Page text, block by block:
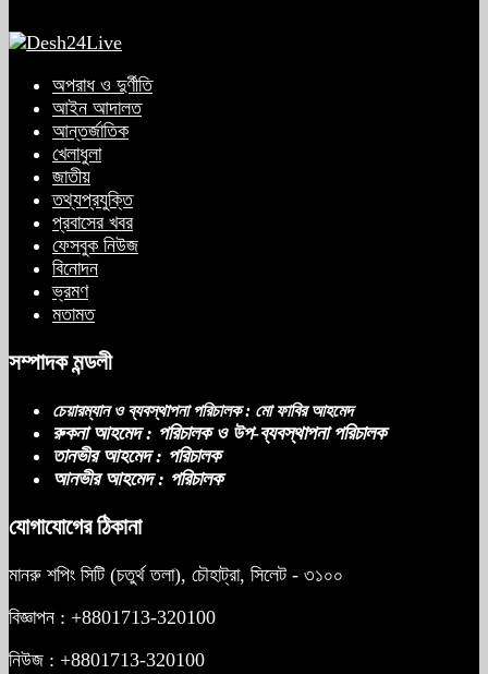
যুক্তরাষ্ট্রের নতুন নীতি
ট্রাম্পকে ‘রাজার খোঁচা’ দিলেন ব্রিটিশ চার্লস,
ফরাসি ভাষা নিয়ে ব্যঙ্গ
অপরাধ ও দুর্ণীতি
আইন আদালত
আন্তর্জাতিক
খেলাধুলা
জাতীয়
তথ্যপ্রযুক্তি
প্রবাসের খবর
ফেসবুক নিউজ
বিনোদন
ভ্রমণ
মতামত
সম্পাদক মন্ডলী
চেয়ারম্যান ও ব্যবস্থাপনা পরিচালক : মো ফাবির আহমেদ
রুকনা আহমেদ : পরিচালক ও উপ-ব্যবস্থাপনা পরিচালক
তানভীর আহমেদ : পরিচালক
আনভীর আহমেদ : পরিচালক
যোগাযোগের ঠিকানা
মানরু শপিং সিটি (চতুর্থ তলা), চৌহাট্রা, সিলেট - ৩১০০
বিজ্ঞাপন : +8801713-320100
নিউজ : +8801713-320100